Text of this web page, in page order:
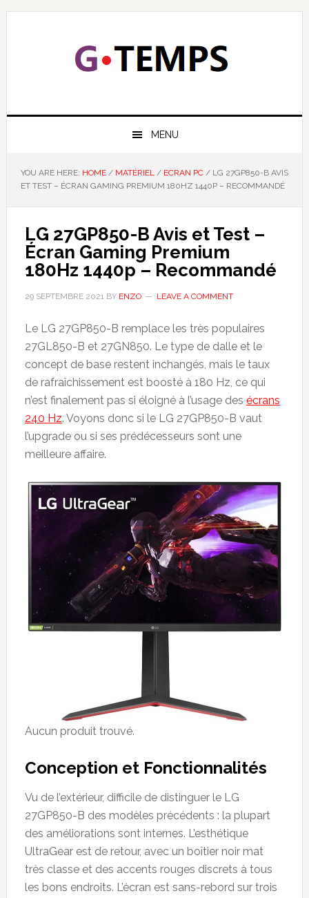
Skip
Skip
Skip
Skip
GTEMPS
MENU
YOU ARE HERE: HOME / MATÉRIEL / ECRAN PC /LG 27GP850-B AVIS
ET TEST – ÉCRAN GAMING PREMIUM 180HZ 1440P – RECOMMANDÉ
LG 27GP850-B Avis et Test –
Écran Gaming Premium
180Hz 1440p – Recommandé
29 SEPTEMBRE 2021BY ENZO LEAVE A COMMENT
Le LG 27GP850-B remplace les très populaires
27GL850-B et 27GN850. Le type de dalle et le
concept de base restent inchangés, mais le taux
de rafraîchissement est boosté à 180 Hz, ce qui
n’est finalement pas si éloigné à l’usage des écrans
240 Hz. Voyons donc si le LG 27GP850-B vaut
l’upgrade ou si ses prédécesseurs sont une
meilleure affaire.
Aucun produit trouvé.
Conception et Fonctionnalités
Vu de l’extérieur, difficile de distinguer le LG
27GP850-B des modèles précédents : la plupart
des améliorations sont internes. L’esthétique
UltraGear est de retour, avec un boîtier noir mat
très classe et des accents rouges discrets à tous
les bons endroits. L’écran est sans-rebord sur trois